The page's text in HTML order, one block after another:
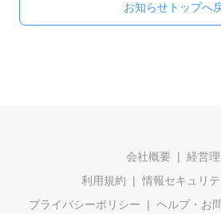
お知らせトップへ
会社概要
経営
利用規約
情報セキュリ
プライバシーポリシー
ヘルプ・お